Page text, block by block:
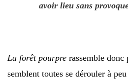
avoir lieu sans
La forêt pourpre rassemble donc
semblent toutes se dérouler à